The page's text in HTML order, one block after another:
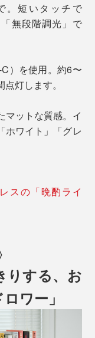
。短いタッチで
無段階調光」で
）を使用。約6〜
灯します。
マットな質感。イ
ホワイト」「グレ
スの「晩酌ライ
りする、お
ワー」